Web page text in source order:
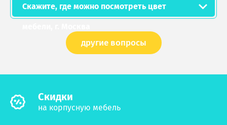
Скажите, где можно посмотреть цвет
другие вопросы
Cкидки
на корпусную мебель